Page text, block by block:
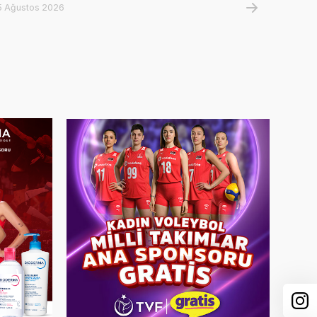
Ağustos 2026